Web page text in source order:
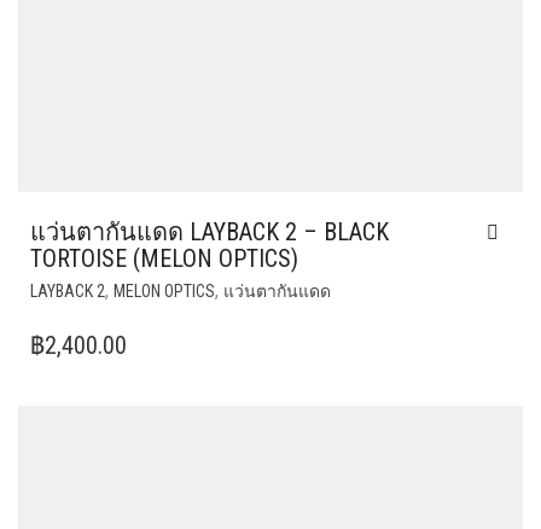
แว่นตากันแดด LAYBACK 2 – BLACK
TORTOISE (MELON OPTICS)
LAYBACK 2, MELON OPTICS, แว่นตากันแดด
฿2,400.00